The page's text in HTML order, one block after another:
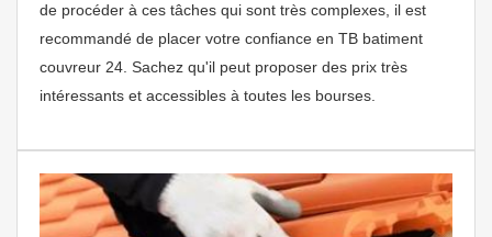
de procéder à ces tâches qui sont très complexes, il est
recommandé de placer votre confiance en TB batiment
couvreur 24. Sachez qu'il peut proposer des prix très
intéressants et accessibles à toutes les bourses.